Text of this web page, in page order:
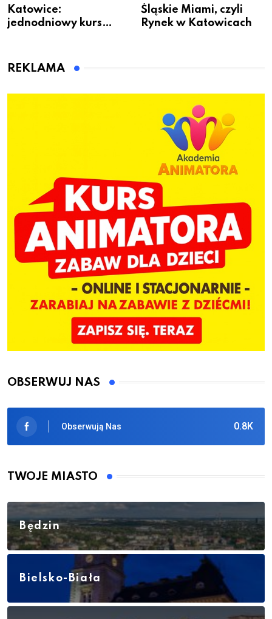
Katowice:
jednodniowy kurs
dzieci
Śląskie Miami, czyli
Rynek w Katowicach
REKLAMA
OBSERWUJ NAS
0.8K
Obserwują Nas
TWOJE MIASTO
Będzin
Bielsko-Biała